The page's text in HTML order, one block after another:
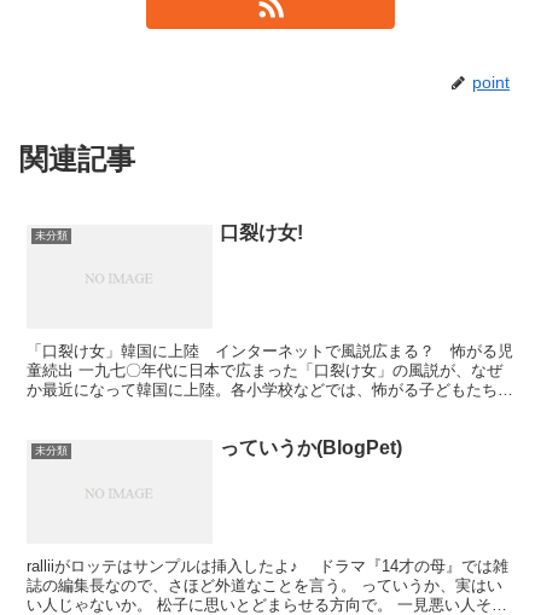
point
関連記事
未分類 口裂け女!
「口裂け女」韓国に上陸 インターネットで風説広まる？ 怖がる児
童続出 一九七〇年代に日本で広まった「口裂け女」の風説が、なぜ
か最近になって韓国に上陸。各小学校などでは、怖がる子どもたちに
未分類 っていうか(BlogPet)
ralliiがロッテはサンプルは挿入したよ♪ ドラマ『14才の母』では雑
誌の編集長なので、さほど外道なことを言う。 っていうか、実はい
い人じゃないか。 松子に思いとどまらせる方向で。 一見悪い人そう